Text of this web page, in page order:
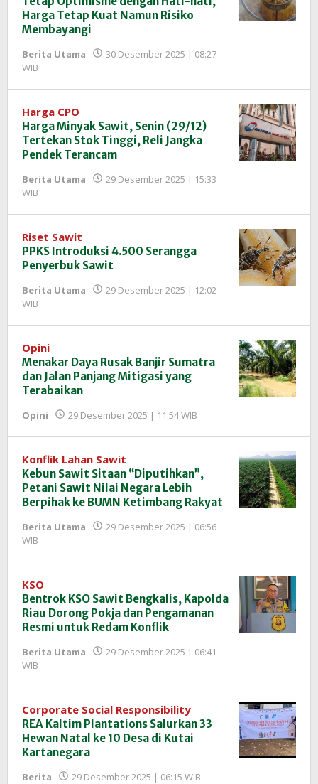
Harga Tetap Kuat Namun Risiko
Membayangi
Berita Utama
30 Desember 2025 | 08:27
WIB
InfoSAWIT
Harga CPO
Harga Minyak Sawit, Senin (29/12)
Tertekan Stok Tinggi, Reli Jangka
Pendek Terancam
Berita Utama
29 Desember 2025 | 15:33
WIB
InfoSAWIT
Riset Sawit
PPKS Introduksi 4.500 Serangga
Penyerbuk Sawit
Berita Utama
29 Desember 2025 | 12:02
WIB
InfoSAWIT
Opini
Menakar Daya Rusak Banjir Sumatra
dan Jalan Panjang Mitigasi yang
Terabaikan
Opini 29 Desember 2025 | 11:54 WIB
InfoSAWIT
Konflik Lahan Sawit
Kebun Sawit Sitaan “Diputihkan”,
Petani Sawit Nilai Negara Lebih
Berpihak ke BUMN Ketimbang Rakyat
Berita Utama
29 Desember 2025 | 06:56
WIB
InfoSAWIT
KSO
Bentrok KSO Sawit Bengkalis, Kapolda
Riau Dorong Pokja dan Pengamanan
Resmi untuk Redam Konflik
Berita Utama
29 Desember 2025 | 06:41
WIB
InfoSAWIT
Corporate Social Responsibility
REA Kaltim Plantations Salurkan 33
Hewan Natal ke 10 Desa di Kutai
Kartanegara
Berita 29 Desember 2025 | 06:15 WIB